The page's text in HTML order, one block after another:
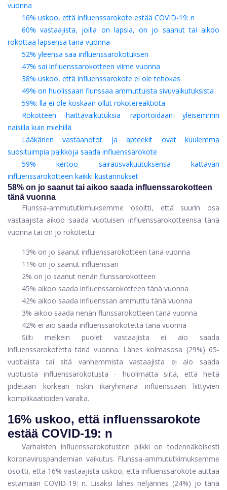
vuonna
16% uskoo, että influenssarokote estää COVID-19: n
60% vastaajista, joilla on lapsia, on jo saanut tai aikoo
rokottaa lapsensa tänä vuonna
52% yleensä saa influenssarokotuksen
47% sai influenssarokotteen viime vuonna
38% uskoo, että influenssarokote ei ole tehokas
49% on huolissaan flunssaa ammuttuista sivuvaikutuksista
59%: lla ei ole koskaan ollut rokotereaktiota
Rokotteen haittavaikutuksia raportoidaan yleisemmin
naisilla kuin miehillä
Lääkärien vastaanotot ja apteekit ovat kuulemma
suosituimpia paikkoja saada influenssarokote
59% kertoo sairausvakuutuksensa kattavan
influenssarokotteen kaikki kustannukset
58% on jo saanut tai aikoo saada influenssarokotteen
tänä vuonna
Flunssa-ammututkimuksemme osoitti, että suurin osa
vastaajista aikoo saada vuotuisen influenssarokotteensa tänä
vuonna tai on jo rokotettu:
13% on jo saanut influenssarokotteen tänä vuonna
11% on jo saanut influenssan
2% on jo saanut nenän flunssarokotteen
45% aikoo saada influenssarokotteen tänä vuonna
42% aikoo saada influenssan ammuttu tänä vuonna
3% aikoo saada nenän flunssarokotteen tänä vuonna
42% ei aio saada influenssarokotetta tänä vuonna
Silti melkein puolet vastaajista ei aio saada
influenssarokotetta tänä vuonna. Lähes kolmasosa (29%) 65-
vuotiaista tai sitä vanhemmista vastaajista ei aio saada
vuotuista influenssarokotusta - huolimatta siitä, että heitä
pidetään korkean riskin ikäryhmänä influenssaan liittyvien
komplikaatioiden varalta.
16% uskoo, että influenssarokote
estää COVID-19: n
Varhaisten influenssarokotusten piikki on todennäköisesti
koronaviruspandemian vaikutus. Flunssa-ammututkimuksemme
osoitti, että 16% vastaajista uskoo, että influenssarokote auttaa
estämään COVID-19: n. Lisäksi lähes neljännes (24%) jo tänä